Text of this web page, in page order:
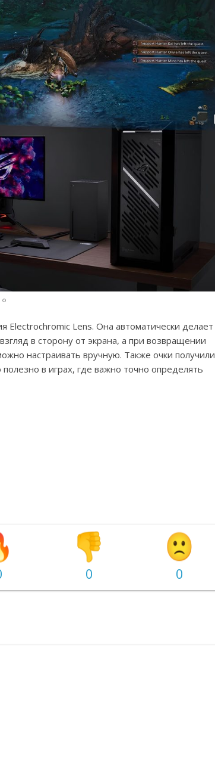
Electrochromic Lens. Она автоматически делает
в сторону от экрана, а при возвращении
настраивать вручную. Также очки получили
в играх, где важно точно определять
0 0